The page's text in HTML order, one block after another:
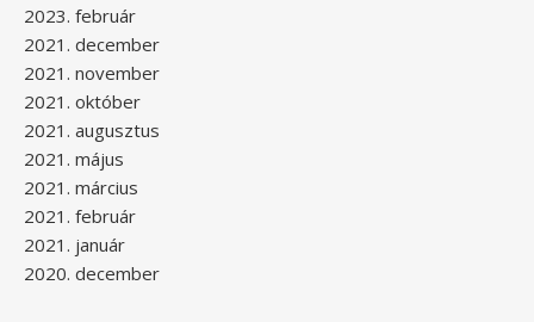
2023. február
2021. december
2021. november
2021. október
2021. augusztus
2021. május
2021. március
2021. február
2021. január
2020. december